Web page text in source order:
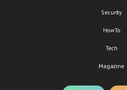
Security
HowTo
Tech
Magazine